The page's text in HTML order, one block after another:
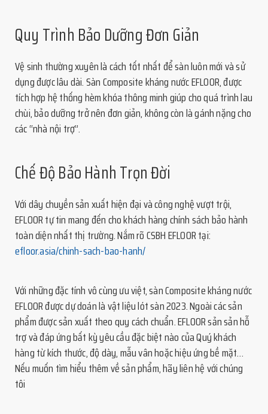
Quy Trình Bảo Dưỡng Đơn Giản
Vệ sinh thường xuyên là cách tốt nhất để sàn luôn mới và sử
dụng được lâu dài. Sàn Composite kháng nước EFLOOR, được
tích hợp hệ thống hèm khóa thông minh giúp cho quá trình lau
chùi, bảo dưỡng trở nên đơn giản, không còn là gánh nặng cho
các “nhà nội trợ”.
Chế Độ Bảo Hành Trọn Đời
Với dây chuyền sản xuất hiện đại và công nghệ vượt trội,
EFLOOR tự tin mang đến cho khách hàng chính sách bảo hành
toàn diện nhất thị trường. Nắm rõ CSBH EFLOOR tại:
efloor.asia/chinh-sach-bao-hanh/
Với những đặc tính vô cùng ưu việt, sàn Composite kháng nước
EFLOOR được dự doán là vật liệu lót sàn 2023. Ngoài các sản
phẩm được sản xuất theo quy cách chuẩn. EFLOOR sản sản hỗ
trợ và đáp ứng bất kỳ yêu cầu đặc biệt nào của Quý khách
hàng từ kích thước, độ dày, mẫu vân hoặc hiệu ứng bề mặt…
Nếu muốn tìm hiểu thêm về sản phẩm, hãy liên hệ với chúng
tôi